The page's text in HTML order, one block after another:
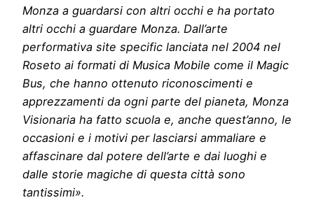
Monza a guardarsi con altri occhi e ha portato
altri occhi a guardare Monza. Dall’arte
performativa site specific lanciata nel 2004 nel
Roseto ai formati di Musica Mobile come il Magic
Bus, che hanno ottenuto riconoscimenti e
apprezzamenti da ogni parte del pianeta, Monza
Visionaria ha fatto scuola e, anche quest’anno, le
occasioni e i motivi per lasciarsi ammaliare e
affascinare dal potere dell’arte e dai luoghi e
dalle storie magiche di questa città sono
tantissimi».